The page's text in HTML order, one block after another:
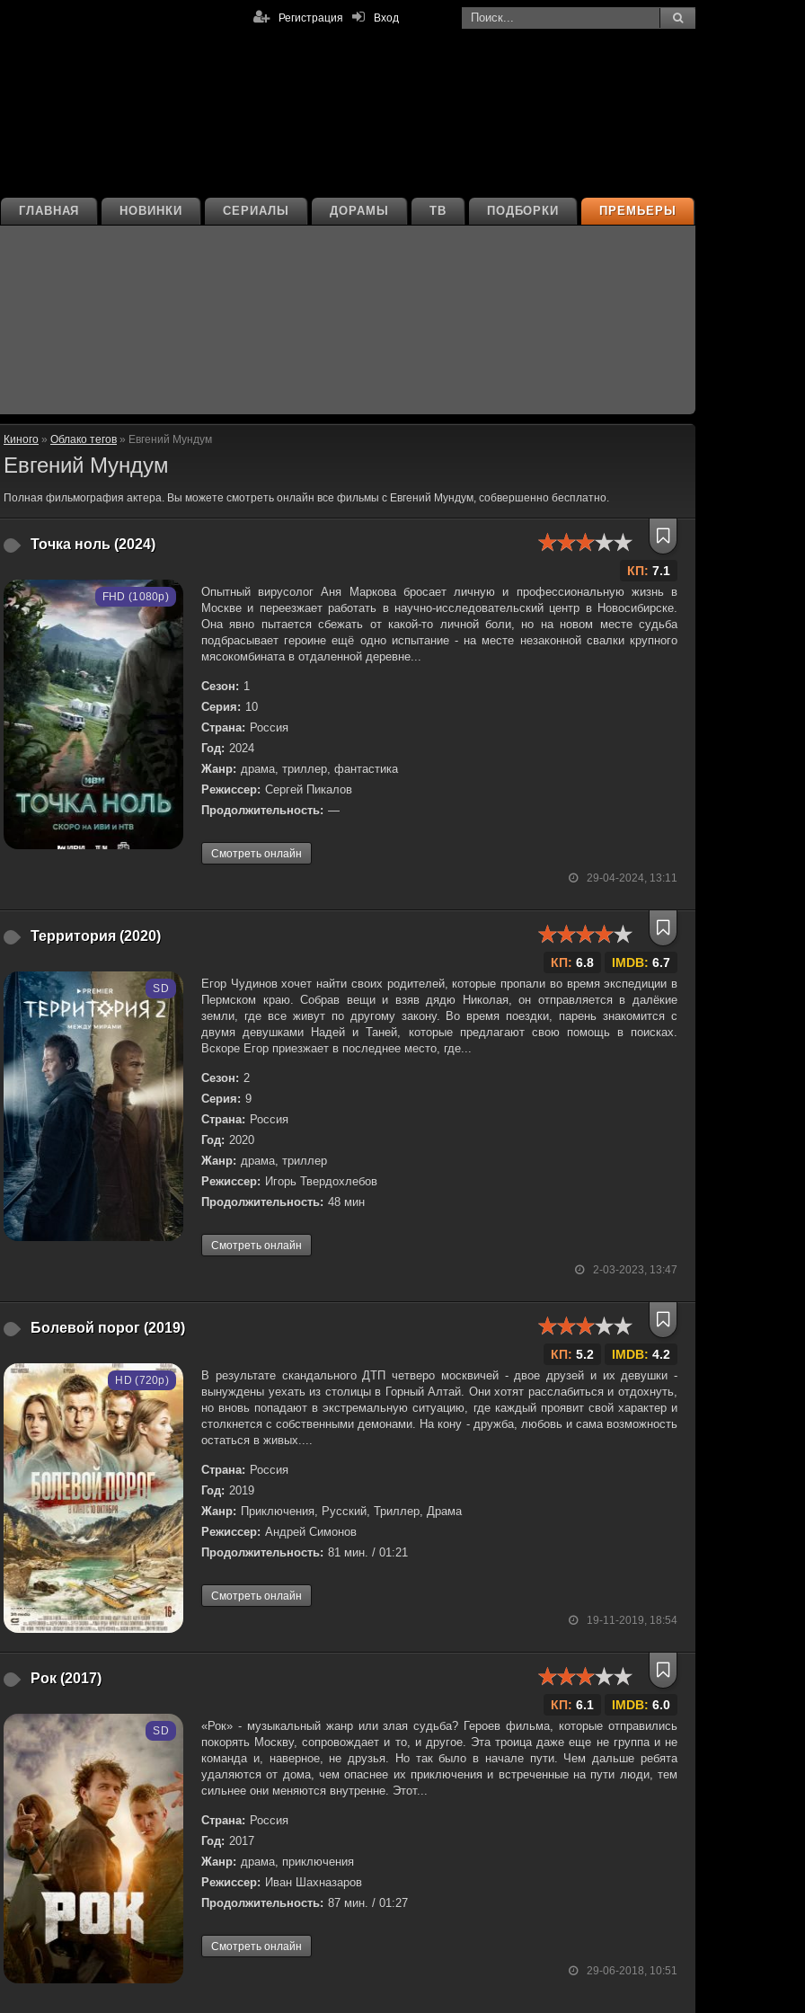
Вход
Регистрация
ПРЕМЬЕРЫ
ПОДБОРКИ
ТВ
ДОРАМЫ
СЕРИАЛЫ
НОВИНКИ
ГЛАВНАЯ
Киного » Облако тегов » Евгений Мундум
Евгений Мундум
Полная фильмография актера. Вы можете смотреть онлайн все фильмы с Евгений Мундум, собвершенно бесплатно.
Точка ноль (2024)
КП: 7.1
29-04-2024, 13:11
FHD (1080p)
Опытный вирусолог Аня Маркова бросает личную и профессиональную жизнь в
Москве и переезжает работать в научно-исследовательский центр в Новосибирске.
Она явно пытается сбежать от какой-то личной боли, но на новом месте судьба
подбрасывает героине ещё одно испытание - на месте незаконной свалки крупного
мясокомбината в отдаленной деревне...
Сезон: 1
Серия: 10
Страна: Россия
Год: 2024
Жанр: драма, триллер, фантастика
Режиссер: Сергей Пикалов
Продолжительность: —
Смотреть онлайн
Территория (2020)
КП: 6.8 IMDB: 6.7
2-03-2023, 13:47
SD
Егор Чудинов хочет найти своих родителей, которые пропали во время экспедиции в
Пермском краю. Собрав вещи и взяв дядю Николая, он отправляется в далёкие
земли, где все живут по другому закону. Во время поездки, парень знакомится с
двумя девушками Надей и Таней, которые предлагают свою помощь в поисках.
Вскоре Егор приезжает в последнее место, где...
Сезон: 2
Серия: 9
Страна: Россия
Год: 2020
Жанр: драма, триллер
Режиссер: Игорь Твердохлебов
Продолжительность: 48 мин
Смотреть онлайн
Болевой порог (2019)
КП: 5.2 IMDB: 4.2
19-11-2019, 18:54
HD (720p)
В результате скандального ДТП четверо москвичей - двое друзей и их девушки -
вынуждены уехать из столицы в Горный Алтай. Они хотят расслабиться и отдохнуть,
но вновь попадают в экстремальную ситуацию, где каждый проявит свой характер и
столкнется с собственными демонами. На кону - дружба, любовь и сама возможность
остаться в живых....
Страна: Россия
Год: 2019
Жанр: Приключения, Русский, Триллер, Драма
Режиссер: Андрей Симонов
Продолжительность: 81 мин. / 01:21
Смотреть онлайн
Рок (2017)
КП: 6.1 IMDB: 6.0
29-06-2018, 10:51
SD
«Рок» - музыкальный жанр или злая судьба? Героев фильма, которые отправились
покорять Москву, сопровождает и то, и другое. Эта троица даже еще не группа и не
команда и, наверное, не друзья. Но так было в начале пути. Чем дальше ребята
удаляются от дома, чем опаснее их приключения и встреченные на пути люди, тем
сильнее они меняются внутренне. Этот...
Страна: Россия
Год: 2017
Жанр: драма, приключения
Режиссер: Иван Шахназаров
Продолжительность: 87 мин. / 01:27
Смотреть онлайн